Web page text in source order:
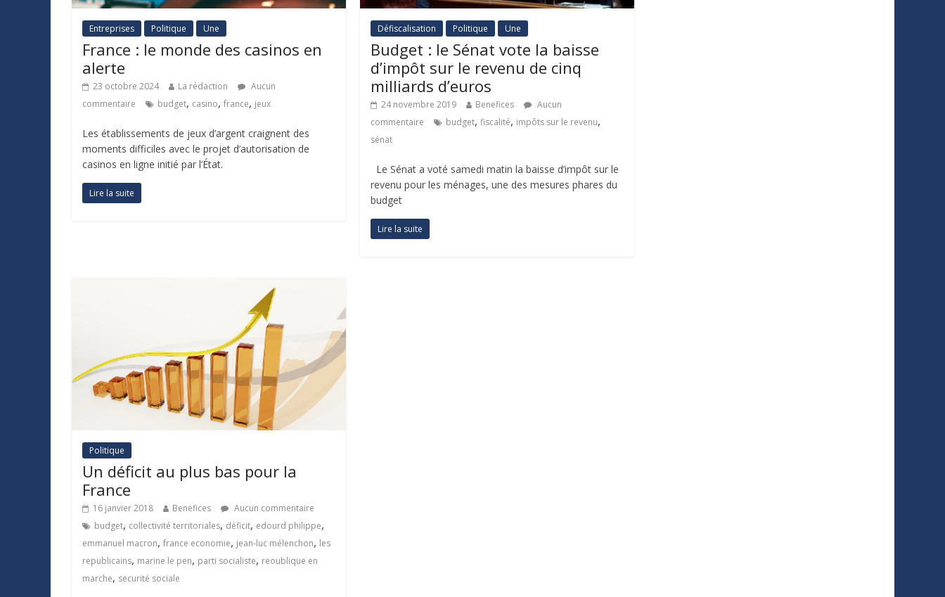
Entreprises Politique Une
France : le monde des casinos en
alerte
23 octobre 2024 La rédaction
Aucun
commentaire
budget, casino, france, jeux
Les établissements de jeux d’argent craignent des
moments difficiles avec le projet d’autorisation de
casinos en ligne initié par l’État.
Lire la suite
Défiscalisation Politique Une
Budget : le Sénat vote la baisse
d’impôt sur le revenu de cinq
milliards d’euros
24 novembre 2019 Benefices
Aucun
commentaire
budget,fiscalité, impôts sur le revenu,
sénat
Le Sénat a voté samedi matin la baisse d’impôt sur le
revenu pour les ménages, une des mesures phares du
budget
Lire la suite
Politique
Un déficit au plus bas pour la
France
16 janvier 2018 Benefices
Aucun commentaire
budget, collectivité territoriales, déficit, edourd philippe,
emmanuel macron, france economie, jean-luc mélenchon, les
republicains, marine le pen, parti socialiste, reoublique en
marche, securité sociale